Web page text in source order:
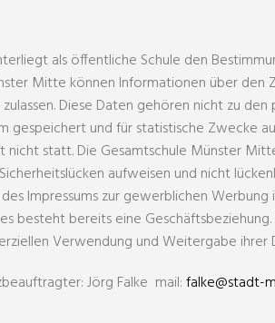
als öffentliche Schule den
Mitte können Informationen über
Diese Daten gehören nicht zu
gespeichert und für statistische Zwecke
statt. Die Gesamtschule Münster
aufweisen und nicht
Impressums zur gewerblichen
besteht bereits eine
Verwendung und Weitergabe ihrer
Jörg Falke mail:falke@stadt-